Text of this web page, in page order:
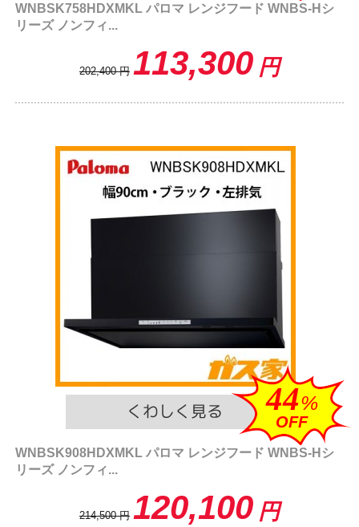
WNBSK758HDXMKL パロマ レンジフード WNBS-Hシ
リーズ ノンフィ...
202,400 円 113,300 円
44%
OFF
WNBSK908HDXMKL パロマ レンジフード WNBS-Hシ
リーズ ノンフィ...
214,500 円 120,100 円